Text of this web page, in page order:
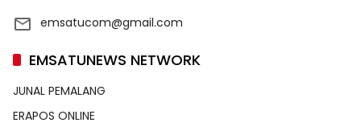
emsatucom@gmail.com
EMSATUNEWS NETWORK
JUNAL PEMALANG
ERAPOS ONLINE